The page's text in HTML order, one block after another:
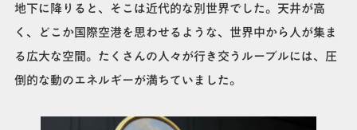
地下に降りると、そこは近代的な別世界でした。天井が高
く、どこか国際空港を思わせるような、世界中から人が集ま
る広大な空間。たくさんの人々が行き交うルーブルには、圧
倒的な動のエネルギーが満ちていました。